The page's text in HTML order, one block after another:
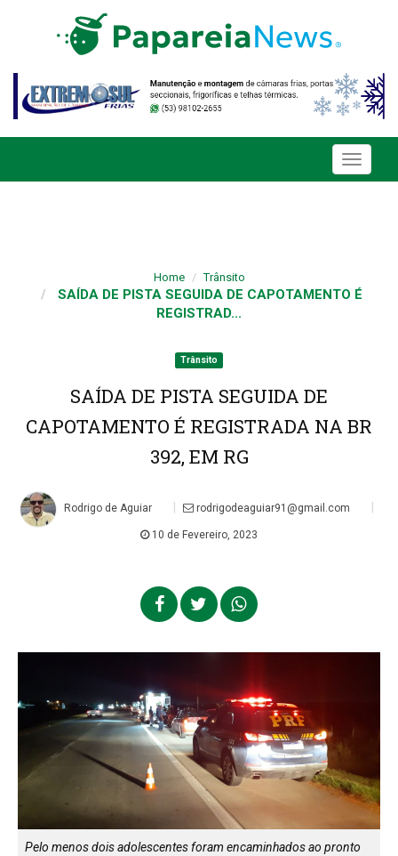
Toggle
Home Trânsito
SAÍDA DE PISTA SEGUIDA DE CAPOTAMENTO É
REGISTRAD...
Trânsito
SAÍDA DE PISTA SEGUIDA DE
CAPOTAMENTO É REGISTRADA NA BR
392, EM RG
Rodrigo de Aguiar rodrigodeaguiar91@gmail.com
10 de Fevereiro, 2023
Pelo menos dois adolescentes foram encaminhados ao pronto